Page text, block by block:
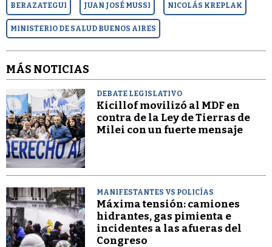
BERAZATEGUI JUAN JOSÉ MUSSI NICOLÁS KREPLAK
MINISTERIO DE SALUD BUENOS AIRES
MÁS NOTICIAS
DEBATE LEGISLATIVO
Kicillof movilizó al MDF en
contra de la Ley de Tierras de
Milei con un fuerte mensaje
MANIFESTANTES VS POLICÍAS
Máxima tensión: camiones
hidrantes, gas pimienta e
incidentes a las afueras del
Congreso